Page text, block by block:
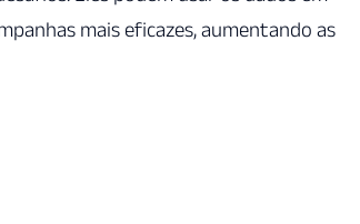
mais eficazes, aumentando as